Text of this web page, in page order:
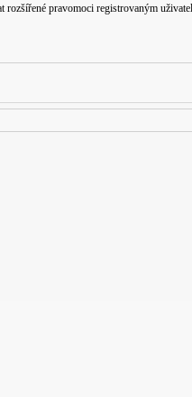
pravomoci registrovaným